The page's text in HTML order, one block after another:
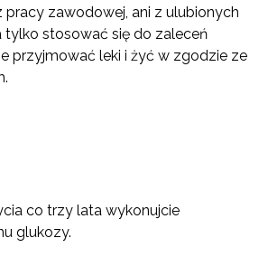
pracy zawodowej, ani z ulubionych
tylko stosować się do zaleceń
przyjmować leki i żyć w zgodzie ze
co trzy lata wykonujcie
glukozy.